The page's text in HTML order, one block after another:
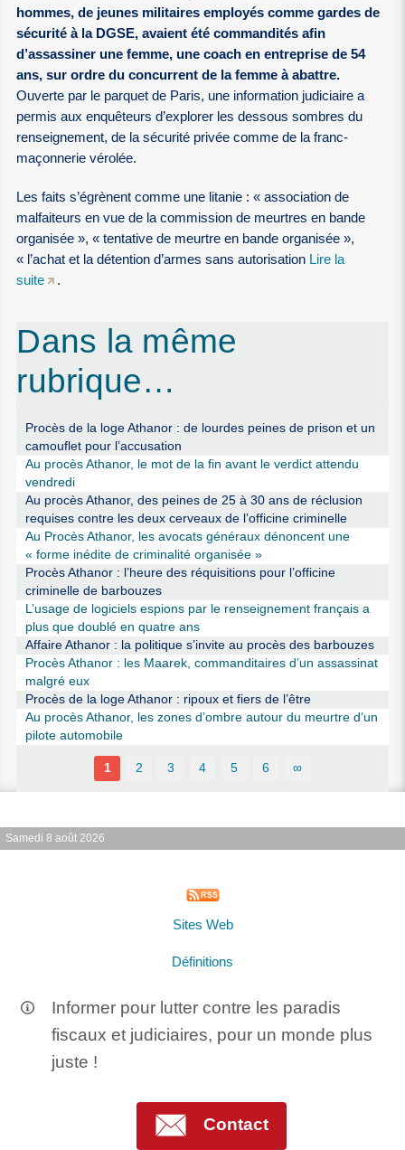
hommes, de jeunes militaires employés comme gardes de
sécurité à la DGSE, avaient été commandités afin
d’assassiner une femme, une coach en entreprise de 54
ans, sur ordre du concurrent de la femme à abattre.
Ouverte par le parquet de Paris, une information judiciaire a
permis aux enquêteurs d’explorer les dessous sombres du
renseignement, de la sécurité privée comme de la franc-
maçonnerie vérolée.
Les faits s’égrènent comme une litanie : « association de
malfaiteurs en vue de la commission de meurtres en bande
organisée », « tentative de meurtre en bande organisée »,
« l’achat et la détention d’armes sans autorisation Lire la
suite
.
Dans la même
rubrique…
Procès de la loge Athanor : de lourdes peines de prison et un
camouflet pour l’accusation
Au procès Athanor, le mot de la fin avant le verdict attendu
vendredi
Au procès Athanor, des peines de 25 à 30 ans de réclusion
requises contre les deux cerveaux de l’officine criminelle
Au Procès Athanor, les avocats généraux dénoncent une
« forme inédite de criminalité organisée »
Procès Athanor : l’heure des réquisitions pour l’officine
criminelle de barbouzes
L’usage de logiciels espions par le renseignement français a
plus que doublé en quatre ans
Affaire Athanor : la politique s’invite au procès des barbouzes
Procès Athanor : les Maarek, commanditaires d’un assassinat
malgré eux
Procès de la loge Athanor : ripoux et fiers de l’être
Au procès Athanor, les zones d’ombre autour du meurtre d’un
pilote automobile
1 2 3 4 5 6 ∞
Samedi 8 août 2026
Sites Web
Définitions
Informer pour lutter contre les paradis
fiscaux et judiciaires, pour un monde plus
juste !
Contact